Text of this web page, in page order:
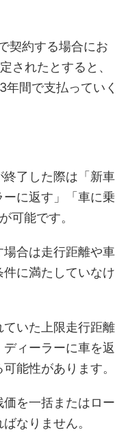
契約する場合にお
されたとすると、
間で支払っていく
了した際は「新車
に返す」「車に乗
可能です。
合は走行距離や車
に満たしていなけ
いた上限走行距離
ィーラーに車を返
能性があります。
を一括またはロー
なりません。